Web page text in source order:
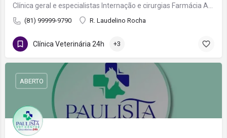
(81) 99999-9790 R. Laudelino Rocha
Clínica Veterinária 24h +3
ABERTO